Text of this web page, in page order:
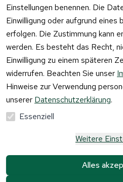
Einstellungen benennen. Die
Einwilligung oder aufgrund
erfolgen. Die Zustimmung kann
werden. Es besteht das Recht,
Einwilligung zu einem späteren
widerrufen. Beachten Sie unser
Hinweise zur Verwendung
unserer Datenschutzerklärung.
Essenziell
Weitere
Alles
Mehrwertsteuer und